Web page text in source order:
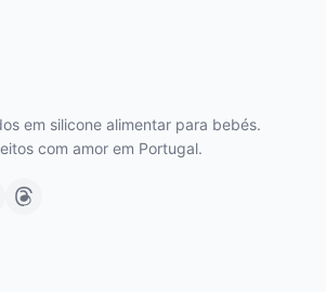
em silicone alimentar para bebés.
com amor em Portugal.